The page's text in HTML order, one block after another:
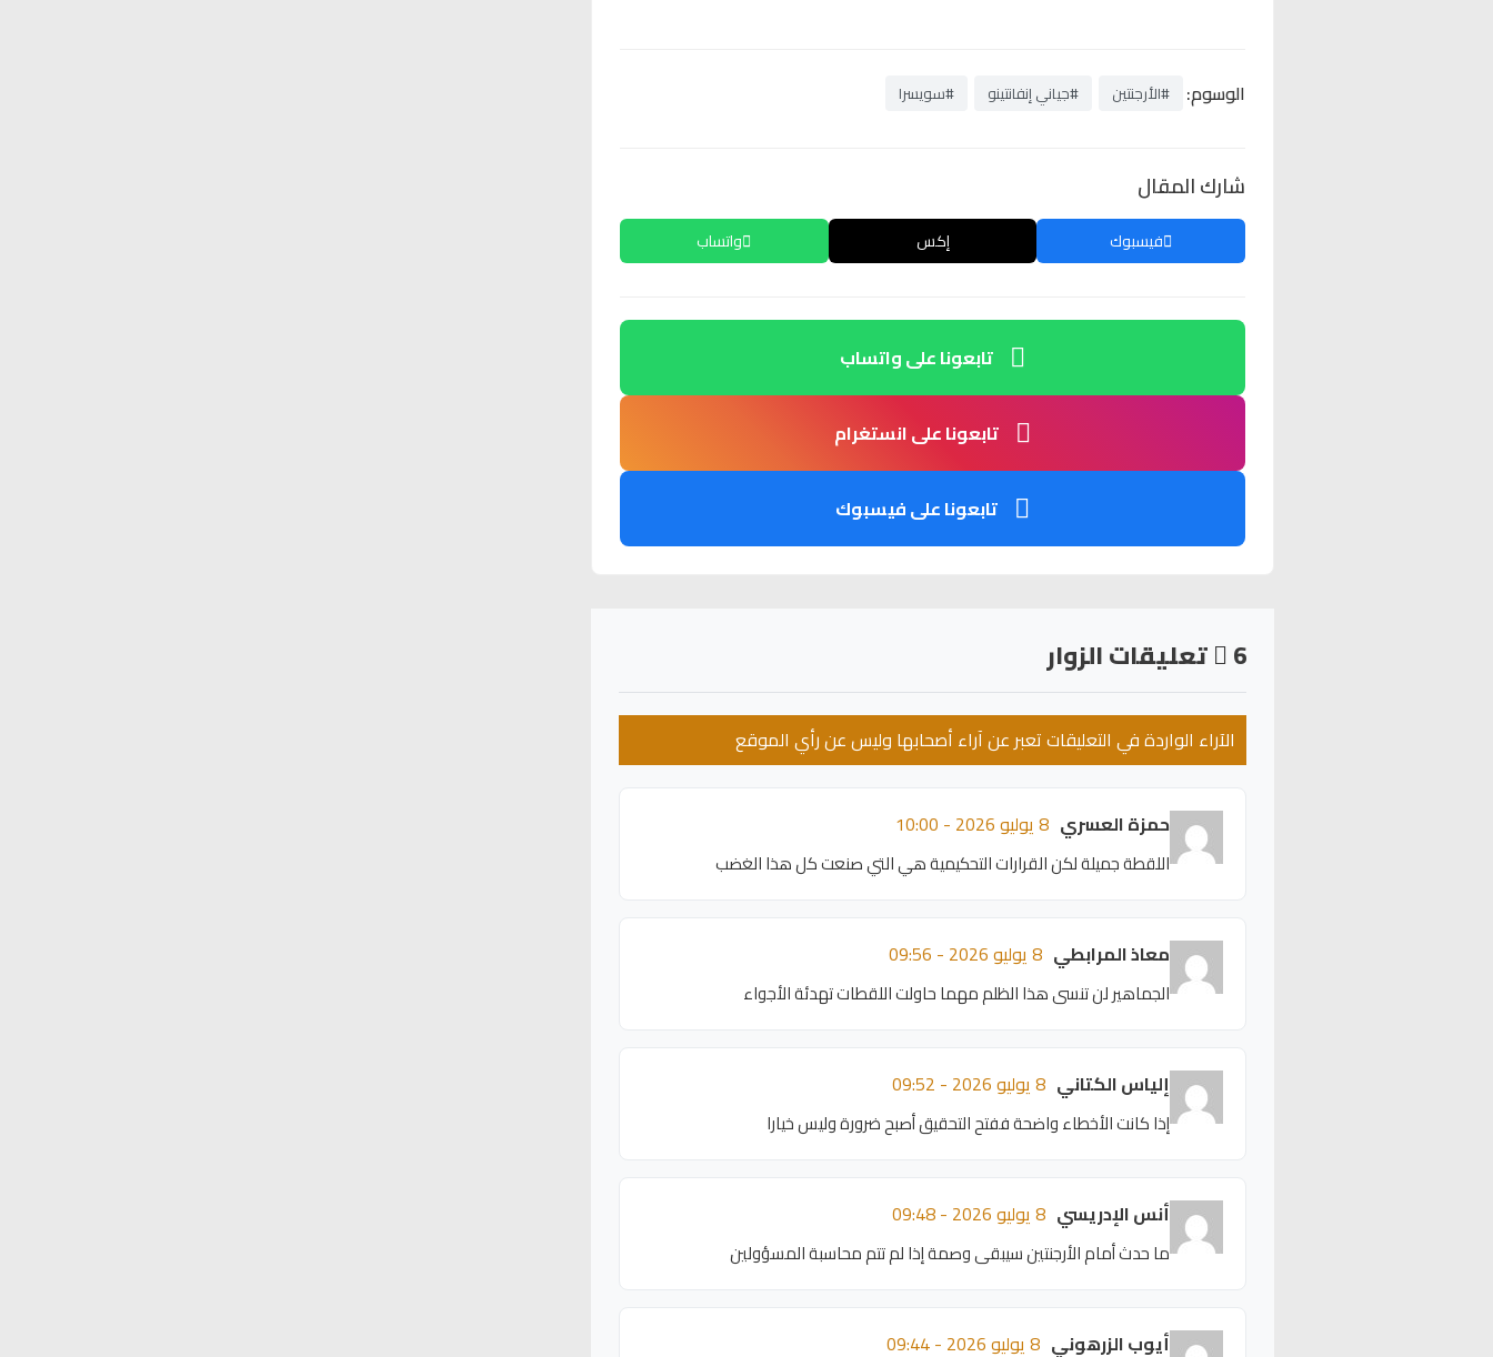
الوسوم: #الأرجنتين #جياني إنفانتينو #سويسرا
شارك المقال
فيسبوك إكس واتساب
تابعونا على واتساب
تابعونا على انستغرام
تابعونا على فيسبوك
6 تعليقات الزوار
الآراء الواردة في التعليقات تعبر عن آراء أصحابها وليس عن رأي الموقع
حمزة العسري 8 يوليو 2026 - 10:00
اللقطة جميلة لكن القرارات التحكيمية هي التي صنعت كل هذا الغضب
معاذ المرابطي 8 يوليو 2026 - 09:56
الجماهير لن تنسى هذا الظلم مهما حاولت اللقطات تهدئة الأجواء
إلياس الكتاني 8 يوليو 2026 - 09:52
إذا كانت الأخطاء واضحة ففتح التحقيق أصبح ضرورة وليس خيارا
أنس الإدريسي 8 يوليو 2026 - 09:48
ما حدث أمام الأرجنتين سيبقى وصمة إذا لم تتم محاسبة المسؤولين
أيوب الزرهوني 8 يوليو 2026 - 09:44